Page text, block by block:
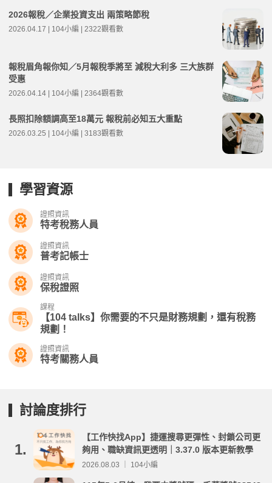
2026報稅／企業投資支出 兩策略節稅
2026.04.17 | 104小編 | 2322觀看數
報稅眉角報你知／5月報稅季將至 減稅大利多 三大族群
受惠
2026.04.14 | 104小編 | 2364觀看數
長照扣除額調高至18萬元 報稅前必知五大重點
2026.03.25 | 104小編 | 3183觀看數
學習資源
證照資訊
特考稅務人員
證照資訊
普考記帳士
證照資訊
保稅證照
課程
【104 talks】你需要的不只是財務規劃，還有稅務
規劃！
證照資訊
特考關務人員
討論度排行
1.
【工作快找App】捷運搜尋更彈性、封鎖公司更
夠用、職缺資訊更透明｜3.37.0 版本更新教學
2026.08.03 ｜ 104小編